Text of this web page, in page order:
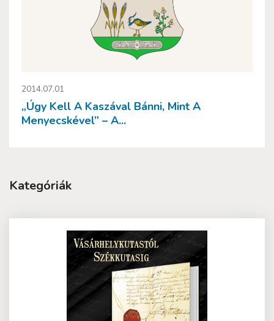
2014.07.01
„Úgy Kell A Kaszával Bánni, Mint A
Menyecskével” – A...
Kategóriák